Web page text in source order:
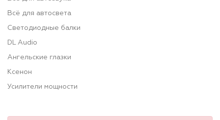
Всё для автосвета
Светодиодные балки
DL Audio
Ангельские глазки
Ксенон
Усилители мощности